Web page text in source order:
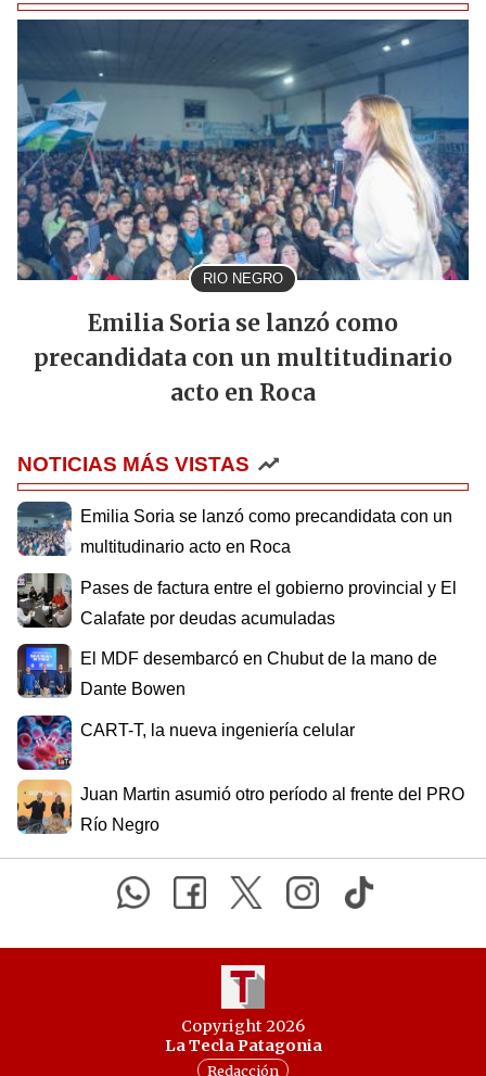
RIO NEGRO
Emilia Soria se lanzó como
precandidata con un multitudinario
acto en Roca
NOTICIAS MÁS VISTAS
Emilia Soria se lanzó como precandidata con un
multitudinario acto en Roca
Pases de factura entre el gobierno provincial y El
Calafate por deudas acumuladas
El MDF desembarcó en Chubut de la mano de
Dante Bowen
CART-T, la nueva ingeniería celular
Juan Martin asumió otro período al frente del PRO
Río Negro
Copyright 2026
La Tecla Patagonia
Redacción